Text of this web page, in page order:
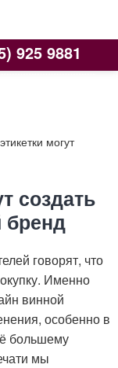
925 9881
могут
создать
бренд
говорят, что
Именно
винной
особенно в
большему
мы